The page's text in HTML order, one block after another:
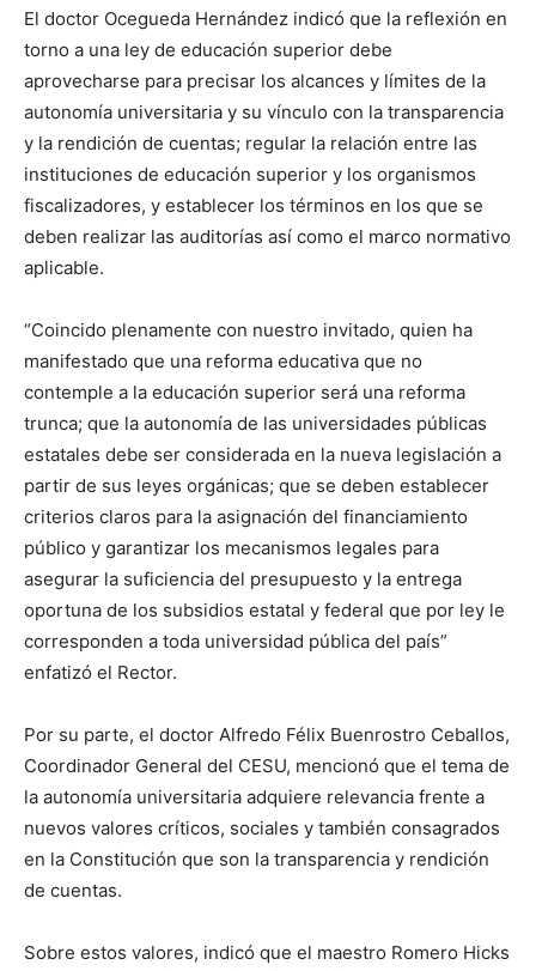
El doctor Ocegueda Hernández indicó que la reflexión en
torno a una ley de educación superior debe
aprovecharse para precisar los alcances y límites de la
autonomía universitaria y su vínculo con la transparencia
y la rendición de cuentas; regular la relación entre las
instituciones de educación superior y los organismos
fiscalizadores, y establecer los términos en los que se
deben realizar las auditorías así como el marco normativo
aplicable.
“Coincido plenamente con nuestro invitado, quien ha
manifestado que una reforma educativa que no
contemple a la educación superior será una reforma
trunca; que la autonomía de las universidades públicas
estatales debe ser considerada en la nueva legislación a
partir de sus leyes orgánicas; que se deben establecer
criterios claros para la asignación del financiamiento
público y garantizar los mecanismos legales para
asegurar la suficiencia del presupuesto y la entrega
oportuna de los subsidios estatal y federal que por ley le
corresponden a toda universidad pública del país”
enfatizó el Rector.
Por su parte, el doctor Alfredo Félix Buenrostro Ceballos,
Coordinador General del CESU, mencionó que el tema de
la autonomía universitaria adquiere relevancia frente a
nuevos valores críticos, sociales y también consagrados
en la Constitución que son la transparencia y rendición
de cuentas.
Sobre estos valores, indicó que el maestro Romero Hicks